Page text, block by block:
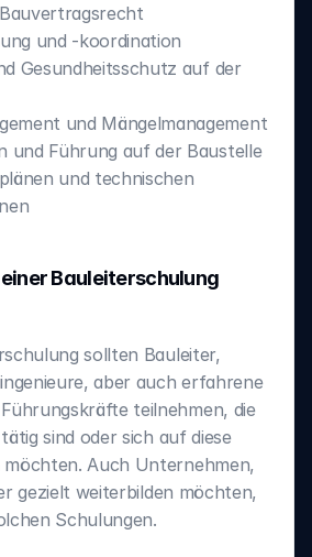
und -koordination
Gesundheitsschutz auf der
und Mängelmanagement
und Führung auf der Baustelle
und technischen
Bauleiterschulung
sollten Bauleiter,
aber auch erfahrene
teilnehmen, die
sind oder sich auf diese
Auch Unternehmen,
gezielt weiterbilden möchten,
Schulungen.